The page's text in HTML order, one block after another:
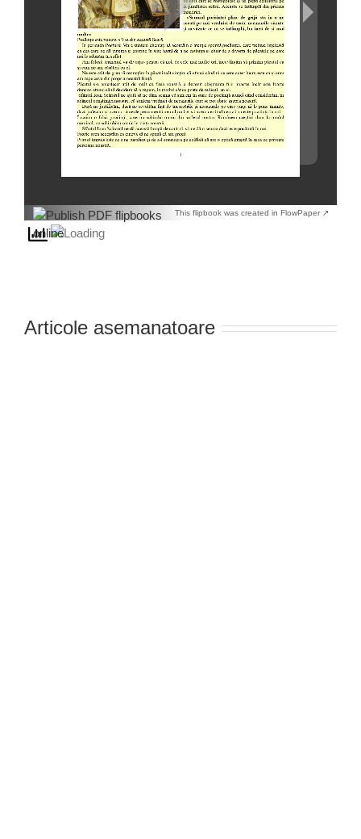
This flipbook was created in FlowPaper ↗
Articole asemanatoare